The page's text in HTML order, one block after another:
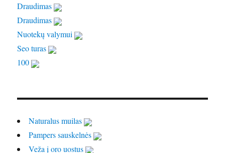
Draudimas
Draudimas
Nuotekų valymui
Seo turas
100
Naturalus muilas
Pampers sauskelnės
Veža į oro uostus